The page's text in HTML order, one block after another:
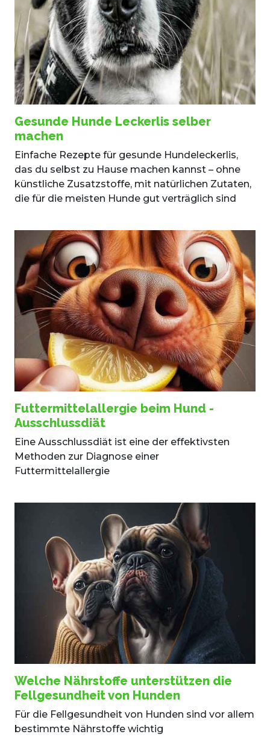
Gesunde Hunde Leckerlis selber
machen
Einfache Rezepte für gesunde Hundeleckerlis,
das du selbst zu Hause machen kannst – ohne
künstliche Zusatzstoffe, mit natürlichen Zutaten,
die für die meisten Hunde gut verträglich sind
Futtermittelallergie beim Hund -
Ausschlussdiät
Eine Ausschlussdiät ist eine der effektivsten
Methoden zur Diagnose einer
Futtermittelallergie
Welche Nährstoffe unterstützen die
Fellgesundheit von Hunden
Für die Fellgesundheit von Hunden sind vor allem
bestimmte Nährstoffe wichtig